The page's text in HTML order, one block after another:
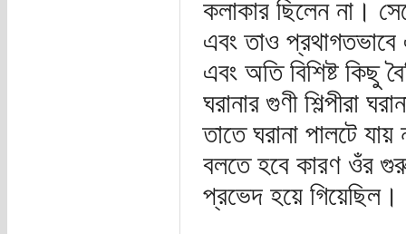
কলাকার ছিলেন না।
এবং তাও
এবং অতি বিশিষ্ট কিছু
ঘরানার গুণী শিল্পীরা
তাতে ঘরানা পালটে
বলতে হবে কারণ ওঁর
প্রভেদ হয়ে গিয়েছিল।